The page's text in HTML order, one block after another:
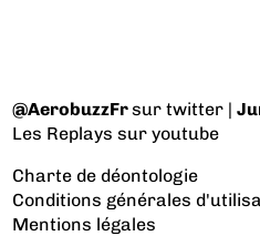
@AerobuzzFrsur twitter |
Les Replays sur youtube
Charte de déontologie
Conditions générales
Mentions légales